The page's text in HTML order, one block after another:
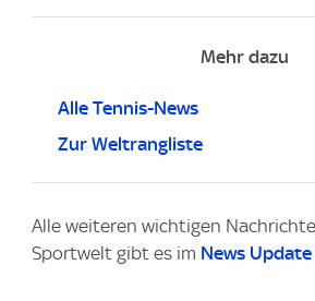
Mehr dazu
Alle Tennis-News
Zur Weltrangliste
Alle weiteren wichtigen
Sportwelt gibt es im News Update